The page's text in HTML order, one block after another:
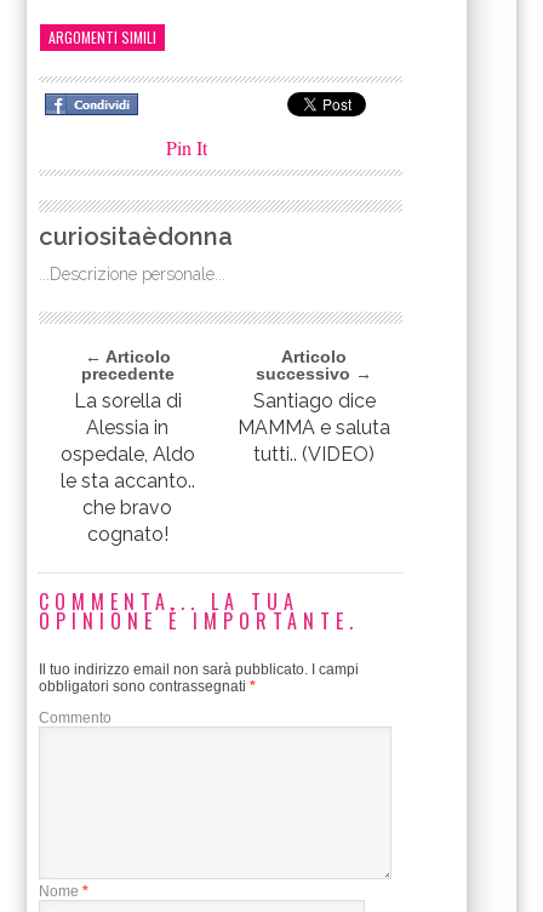
ARGOMENTI SIMILI
Pin It
curiositaèdonna
...Descrizione personale...
← Articolo
precedente
La sorella di
Alessia in
ospedale, Aldo
le sta accanto..
che bravo
cognato!
Articolo
successivo →
Santiago dice
MAMMA e saluta
tutti.. (VIDEO)
COMMENTA... LA TUA
OPINIONE È IMPORTANTE.
Il tuo indirizzo email non sarà pubblicato. I campi
obbligatori sono contrassegnati*
Commento
Nome *